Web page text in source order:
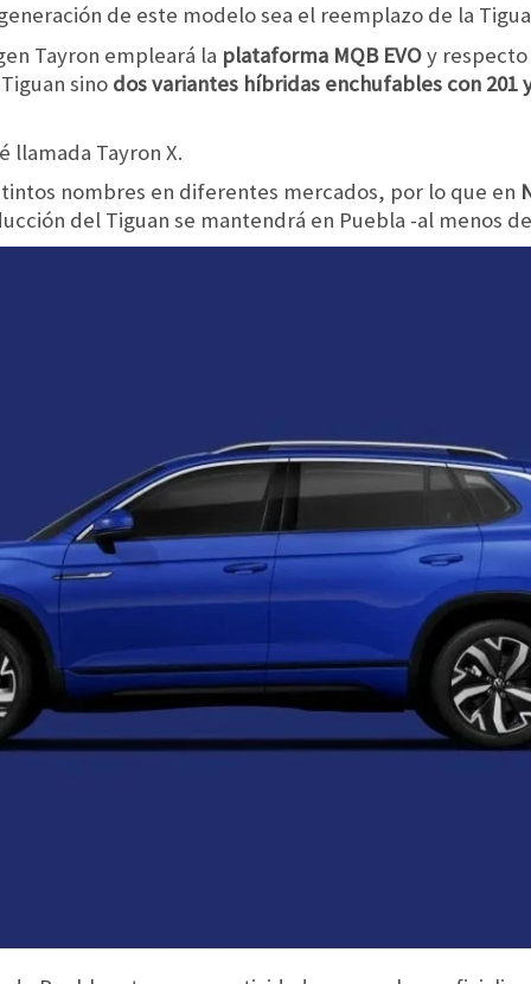
de este modelo sea el reemplazo de la
Tayron empleará la plataforma MQB EVOy
sino dos variantes híbridas enchufables con
llamada Tayron X.
nombres en diferentes mercados, por lo que en
del Tiguan se mantendrá en Puebla -al menos